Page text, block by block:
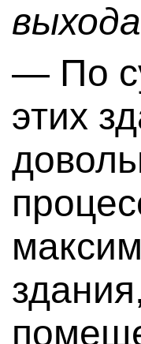
— По
этих